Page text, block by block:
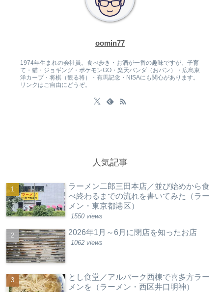
oomin77
1974年生まれの会社員。食べ歩き・お酒が一番の趣味ですが、子育
て・猫・ジョギング・ポケモンGO・楽天パンダ（おパン）・広島東
洋カープ・将棋（観る将）・有馬記念・NISAにも関心があります。
リンクはご自由にどうぞ。
人気記事
ラーメン二郎三田本店／並び始めから食
べ終わるまでの流れを書いてみた（ラー
メン・東京都港区）
1550 views
2026年1月～6月に閉店を知ったお店
1062 views
とし食堂／アルパーク西棟で喜多方ラー
メンを（ラーメン・西区井口明神）